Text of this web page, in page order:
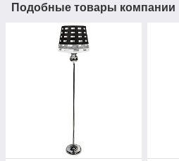
Подобные товары компании